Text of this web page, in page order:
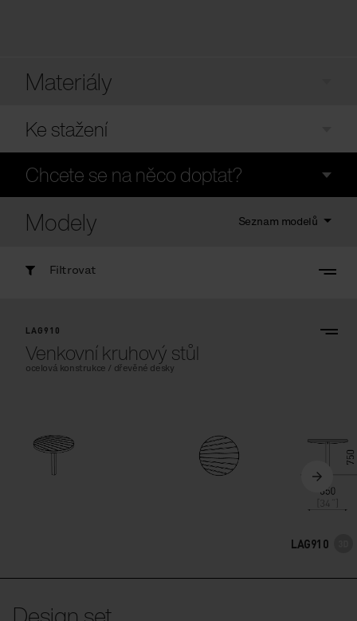
Materiály
Ke stažení
Chcete se na něco doptat?
Modely Seznam modelů
Filtrovat
LAG910
Venkovní kruhový stůl
ocelová konstrukce / dřevěné desky
LAG910